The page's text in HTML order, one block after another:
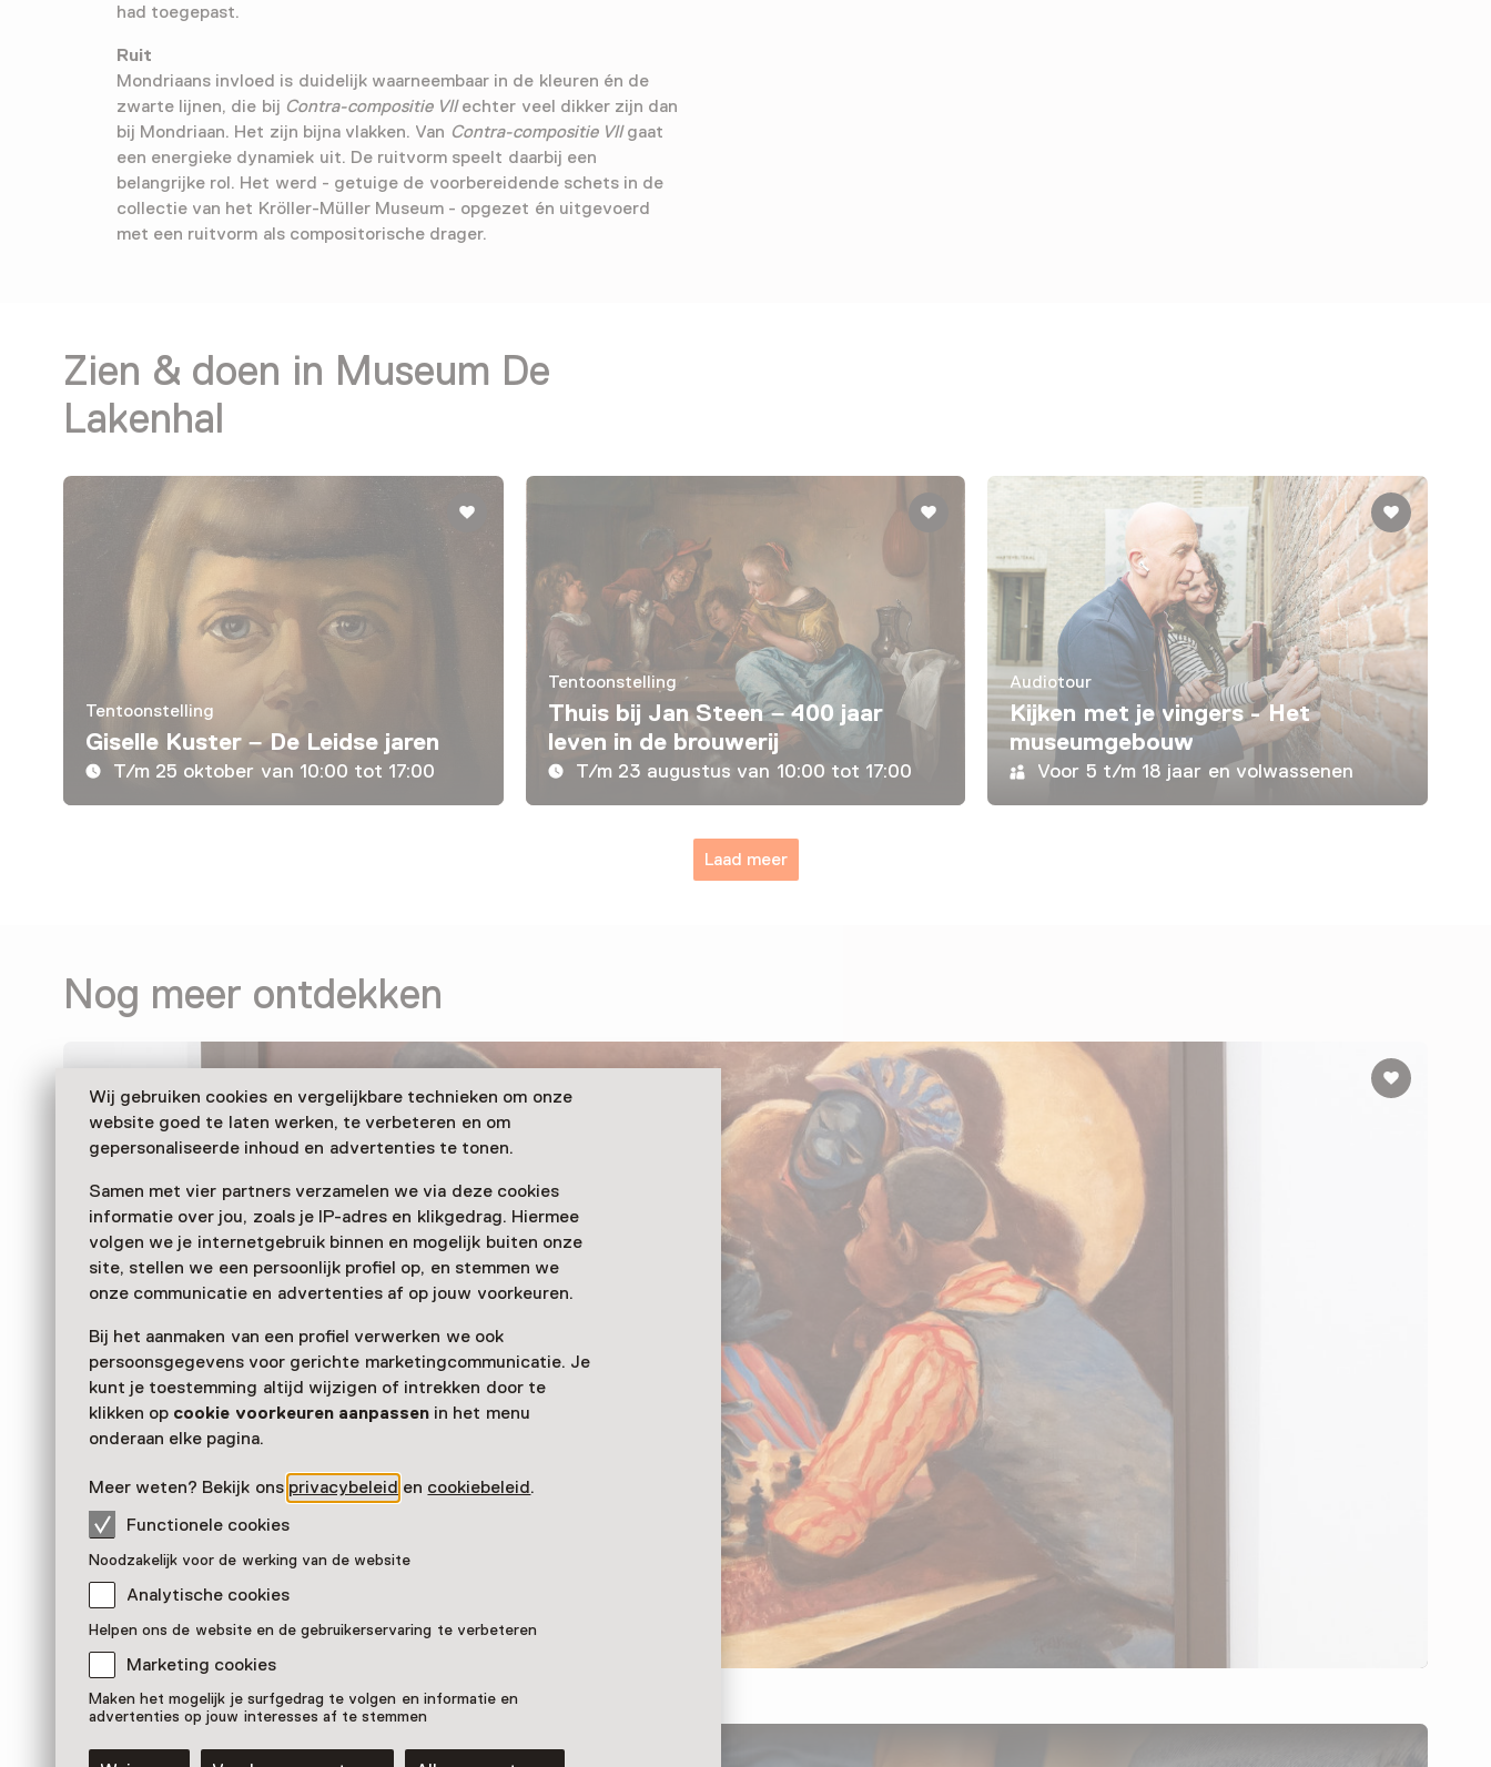
Wij gebruiken cookies en vergelijkbare technieken om onze
website goed te laten werken, te verbeteren en om
gepersonaliseerde inhoud en advertenties te tonen.
Samen met vier partners verzamelen we via deze cookies
informatie over jou, zoals je IP-adres en klikgedrag. Hiermee
volgen we je internetgebruik binnen en mogelijk buiten onze
site, stellen we een persoonlijk profiel op, en stemmen we
onze communicatie en advertenties af op jouw voorkeuren.
Bij het aanmaken van een profiel verwerken we ook
persoonsgegevens voor gerichte marketingcommunicatie. Je
kunt je toestemming altijd wijzigen of intrekken door te
klikken op cookie voorkeuren aanpassenin het menu
onderaan elke pagina.
Meer weten? Bekijk ons privacybeleid en cookiebeleid.
Functionele cookies
Noodzakelijk voor de werking van de website
Analytische cookies
Helpen ons de website en de gebruikerservaring te verbeteren
Marketing cookies
Maken het mogelijk je surfgedrag te volgen en informatie en
advertenties op jouw interesses af te stemmen
had toegepast.
Ruit
Mondriaans invloed is duidelijk waarneembaar in de kleuren én de
zwarte lijnen, die bij Contra-compositie VIIechter veel dikker zijn dan
bij Mondriaan. Het zijn bijna vlakken. Van Contra-compositie VIIgaat
een energieke dynamiek uit. De ruitvorm speelt daarbij een
belangrijke rol. Het werd - getuige de voorbereidende schets in de
collectie van het Kröller-Müller Museum - opgezet én uitgevoerd
met een ruitvorm als compositorische drager.
Zien & doen in Museum De
Lakenhal
Tentoonstelling
Giselle Kuster – De Leidse jaren
T/m 25 oktober van 10:00 tot 17:00
Tentoonstelling
Thuis bij Jan Steen – 400 jaar
leven in de brouwerij
T/m 23 augustus van 10:00 tot 17:00
Audiotour
Kijken met je vingers - Het
museumgebouw
Voor 5 t/m 18 jaar en volwassenen
Laad meer
Nog meer ontdekken
Quintus Jan Telting, 'The Chess player', 1973.
Pronkstuk
Stedelijk Museum Amsterdam, Amsterdam